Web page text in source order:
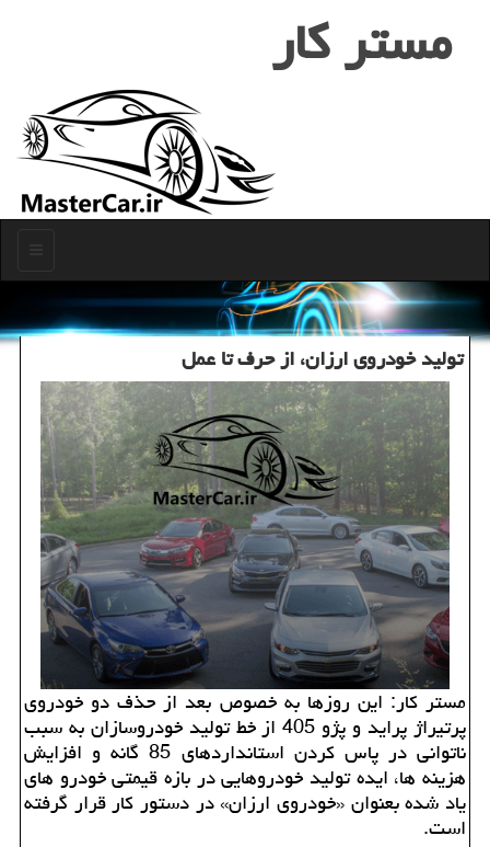
مستر كار
تولید خودروی ارزان، از حرف تا عمل
مستر كار: این روزها به خصوص بعد از حذف دو خودروی
پرتیراژ پراید و پژو 405 از خط تولید خودروسازان به سبب
ناتوانی در پاس كردن استانداردهای 85 گانه و افزایش
هزینه ها، ایده تولید خودروهایی در بازه قیمتی خودرو های
یاد شده بعنوان «خودروی ارزان» در دستور كار قرار گرفته
است.